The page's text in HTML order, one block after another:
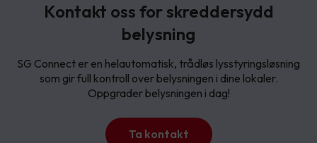
Kontakt oss for skreddersydd
belysning
SG Connect er en helautomatisk, trådløs lysstyringsløsning
som gir full kontroll over belysningen i dine lokaler.
Oppgrader belysningen i dag!
Ta kontakt